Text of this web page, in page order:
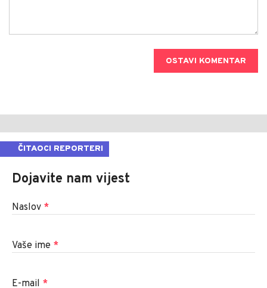
OSTAVI KOMENTAR
ČITAOCI REPORTERI
Dojavite nam vijest
Naslov *
Vaše ime *
E-mail *